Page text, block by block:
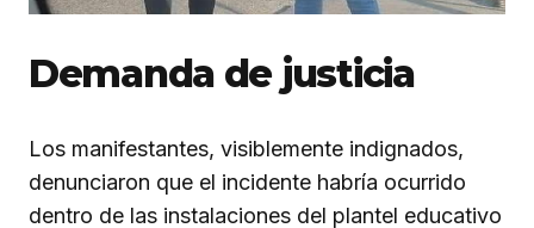
Demanda de justicia
Los manifestantes, visiblemente indignados,
denunciaron que el incidente habría ocurrido
dentro de las instalaciones del plantel educativo